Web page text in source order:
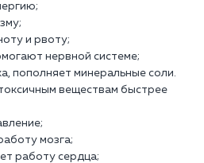
и рвоту;
нервной системе;
пополняет минеральные соли.
веществам быстрее
мозга;
работу сердца;